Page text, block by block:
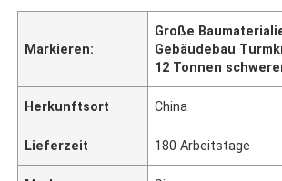
Markieren:
Große
Gebäudebau
12 Tonnen
Herkunftsort China
Lieferzeit 180 Arbeitstage